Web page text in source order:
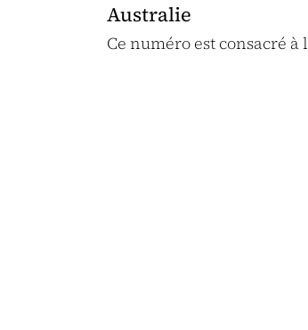
Australie
Ce numéro est consacré